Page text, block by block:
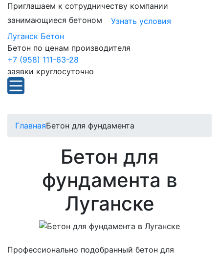
Приглашаем к сотрудничеству компании
занимающиеся бетоном
Узнать условия
Луганск Бетон
Бетон по ценам производителя
+7 (958) 111-63-28
заявки круглосуточно
ГлавнаяБетон для фундамента
Бетон для
фундамента в
Луганске
Профессионально подобранный бетон для